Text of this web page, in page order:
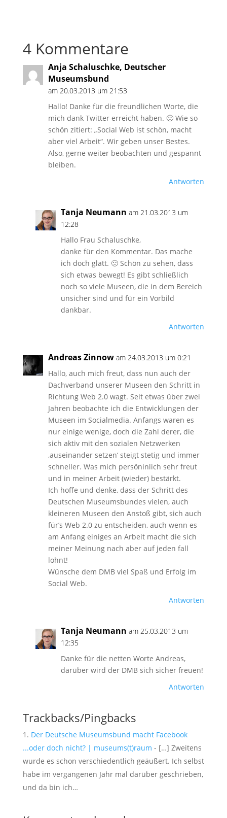
4 Kommentare
Anja Schaluschke, Deutscher
Museumsbund
am 20.03.2013 um 21:53
Hallo! Danke für die freundlichen Worte, die
mich dank Twitter erreicht haben. 🙂 Wie so
schön zitiert: „Social Web ist schön, macht
aber viel Arbeit“. Wir geben unser Bestes.
Also, gerne weiter beobachten und gespannt
bleiben.
Antworten
Tanja Neumann am 21.03.2013 um
12:28
Hallo Frau Schaluschke,
danke für den Kommentar. Das mache
ich doch glatt. 🙂 Schön zu sehen, dass
sich etwas bewegt! Es gibt schließlich
noch so viele Museen, die in dem Bereich
unsicher sind und für ein Vorbild
dankbar.
Antworten
Andreas Zinnow am 24.03.2013 um 0:21
Hallo, auch mich freut, dass nun auch der
Dachverband unserer Museen den Schritt in
Richtung Web 2.0 wagt. Seit etwas über zwei
Jahren beobachte ich die Entwicklungen der
Museen im Socialmedia. Anfangs waren es
nur einige wenige, doch die Zahl derer, die
sich aktiv mit den sozialen Netzwerken
‚auseinander setzen‘ steigt stetig und immer
schneller. Was mich persöninlich sehr freut
und in meiner Arbeit (wieder) bestärkt.
Ich hoffe und denke, dass der Schritt des
Deutschen Museumsbundes vielen, auch
kleineren Museen den Anstoß gibt, sich auch
für’s Web 2.0 zu entscheiden, auch wenn es
am Anfang einiges an Arbeit macht die sich
meiner Meinung nach aber auf jeden fall
lohnt!
Wünsche dem DMB viel Spaß und Erfolg im
Social Web.
Antworten
Tanja Neumann am 25.03.2013 um
12:35
Danke für die netten Worte Andreas,
darüber wird der DMB sich sicher freuen!
Antworten
Trackbacks/Pingbacks
Der Deutsche Museumsbund macht Facebook
...oder doch nicht? | museums(t)raum - […] Zweitens
wurde es schon verschiedentlich geäußert. Ich selbst
habe im vergangenen Jahr mal darüber geschrieben,
und da bin ich…